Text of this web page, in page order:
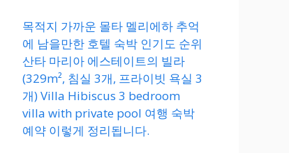
목적지 가까운 몰타 멜리에하 추억
에 남을만한 호텔 숙박 인기도 순위
산타 마리아 에스테이트의 빌라
(329m², 침실 3개, 프라이빗 욕실 3
개) Villa Hibiscus 3 bedroom
villa with private pool 여행 숙박
예약 이렇게 정리됩니다.